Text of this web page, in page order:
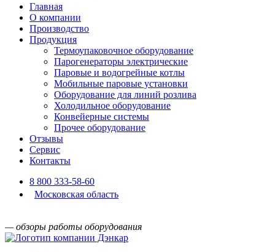
Главная
О компании
Производство
Продукция
Термоупаковочное оборудование
Парогенераторы электрические
Паровые и водогрейные котлы
Мобильные паровые установки
Оборудование для линий розлива
Холодильное оборудование
Конвейерные системы
Прочее оборудование
Отзывы
Сервис
Контакты
8 800 333-58-60
Московская область
— обзоры работы оборудования